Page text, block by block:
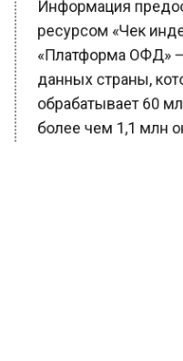
Информация
ресурсом «Чек
«Платформа ОФД»
данных страны,
обрабатывает 60
более чем 1,1 млн